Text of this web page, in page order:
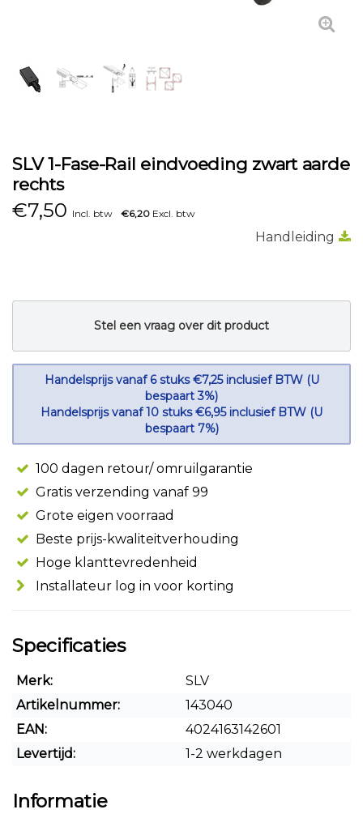
SLV 1-Fase-Rail eindvoeding zwart aarde
rechts
€7,50 Incl. btw €6,20 Excl. btw
Handleiding
Stel een vraag over dit product
Handelsprijs vanaf 6 stuks €7,25 inclusief BTW (U
bespaart 3%)
Handelsprijs vanaf 10 stuks €6,95 inclusief BTW (U
bespaart 7%)
100 dagen retour/ omruilgarantie
Gratis verzending vanaf 99
Grote eigen voorraad
Beste prijs-kwaliteitverhouding
Hoge klanttevredenheid
Installateur log in voor korting
Specificaties
Merk:
SLV
Artikelnummer:
143040
EAN:
4024163142601
Levertijd:
1-2 werkdagen
Informatie